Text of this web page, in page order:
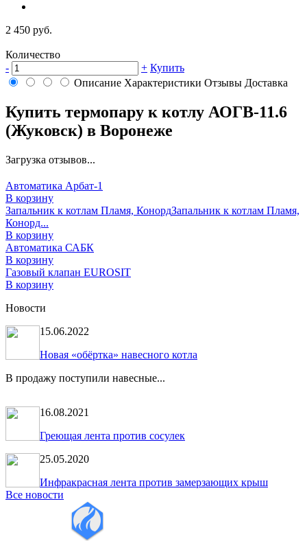
2 450 руб.
Количество
-
+ Купить
Описание Характеристики Отзывы Доставка
Купить термопару к котлу АОГВ-11.6
(Жуковск) в Воронеже
Загрузка отзывов...
Автоматика Арбат-1
В корзину
Запальник к котлам Пламя, КонордЗапальник к котлам Пламя,
Конорд...
В корзину
Автоматика САБК
В корзину
Газовый клапан EUROSIT
В корзину
Новости
15.06.2022
Новая «обёртка» навесного котла
В продажу поступили навесные...
16.08.2021
Греющая лента против сосулек
25.05.2020
Инфракрасная лента против замерзающих крыш
Все новости